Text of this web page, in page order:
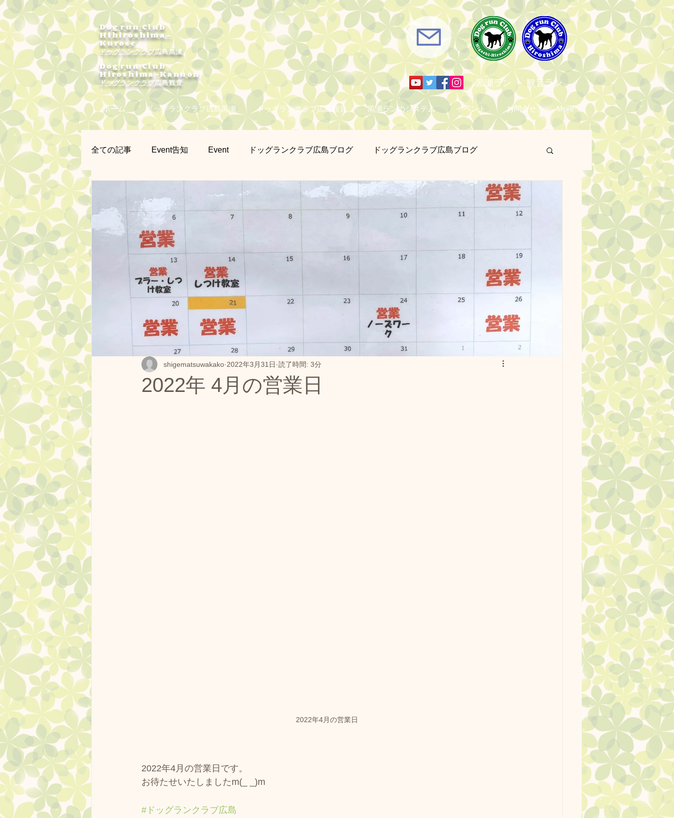
Dog run Club
Hihiroshima-
Kurose
ドッグランクラブ広島黒瀬
Dog run Club
Hiroshima-Kannon
​ドッグランクラブ広島観音 黒瀬ラン 観音ラン
ホーム ドッグランクラブ広島黒瀬 ドッグランクラブ広島観音 黒瀬ランのシステム イベント お問合せ More
全ての記事 Event告知 Event ドッグランクラブ広島ブログ ドッグランクラブ広島ブログ
カメラマンさん撮影 営業日のお知らせ 迷子札とチョーカー販売 営業日 予定表
ドッグランクラブ広島 プール開き
しつけ方教室 ドッグプール
ドッグランクラブ広島の果樹園 ノーズワーク｜飼い主とわんちゃんが一緒に楽しめるワーク。
ドッグランクラブ杯 フード販売 カフェ情報 ドッグランクラブ広島‐観音
ドッグラン広島黒瀬スケジュール ドッグランクラブ広島黒瀬スケジュール
2022年 4月の営業日
shigematsuwakako 2022年3月31日 読了時間: 3分
2022年4月の営業日
2022年4月の営業日です。
お待たせいたしましたm(_ _)m
#ドッグランクラブ広島